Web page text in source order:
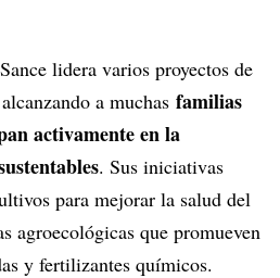
lidera varios proyectos de
a muchas familias
activamente en la
. Sus iniciativas
para mejorar la salud del
agroecológicas que promueven
y fertilizantes químicos.